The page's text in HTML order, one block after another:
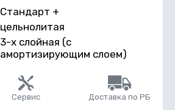
Стандарт +
цельнолитая
3-х слойная (с
амортизирующим слоем)
Сервис Доставка по РБ